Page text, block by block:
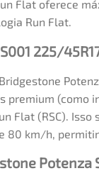
Flat oferece
Run Flat.
225/
(como
Flat (RSC).
km/h,
Potenza